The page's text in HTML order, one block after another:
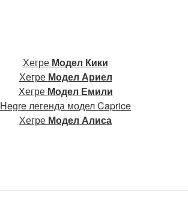
Хегре Модел Кики
Хегре Модел Ариел
Хегре Модел Емили
Hegre легенда модел Caprice
Хегре Модел Алиса